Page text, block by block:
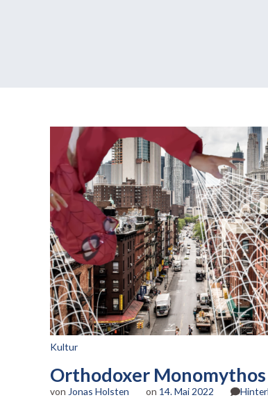
Kultur
Orthodoxer
von Jonas Holsten on 14. Mai 2022